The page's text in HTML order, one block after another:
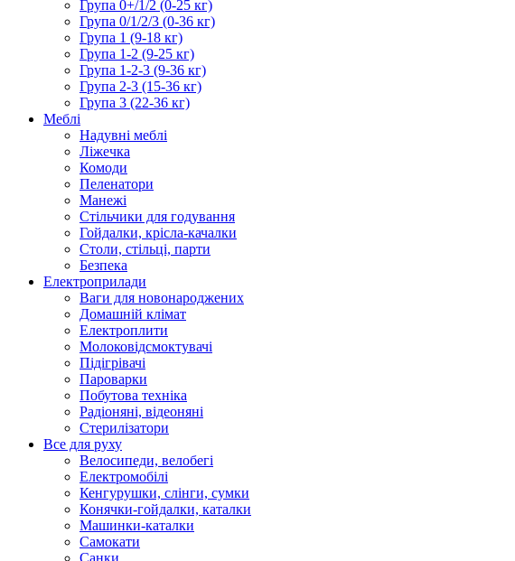
Група 0+/1/2 (0-25 кг)
Група 0/1/2/3 (0-36 кг)
Група 1 (9-18 кг)
Група 1-2 (9-25 кг)
Група 1-2-3 (9-36 кг)
Група 2-3 (15-36 кг)
Група 3 (22-36 кг)
Меблі
Надувні меблі
Ліжечка
Комоди
Пеленатори
Манежі
Стільчики для годування
Гойдалки, крісла-качалки
Столи, стільці, парти
Безпека
Електроприлади
Ваги для новонароджених
Домашній клімат
Електроплити
Молоковідсмоктувачі
Підігрівачі
Пароварки
Побутова техніка
Радіоняні, відеоняні
Стерилізатори
Все для руху
Велосипеди, велобегі
Електромобілі
Кенгурушки, слінги, сумки
Конячки-гойдалки, каталки
Машинки-каталки
Самокати
Санки